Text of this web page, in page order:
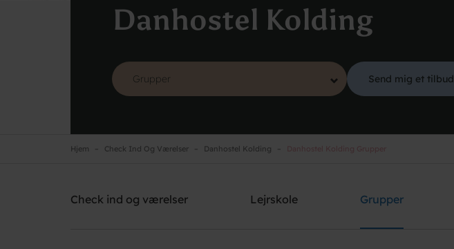
Danhostel Kolding
Send mig et tilbud
Hjem Check Ind Og Værelser Danhostel Kolding
Check ind og værelser Lejrskole Grupper